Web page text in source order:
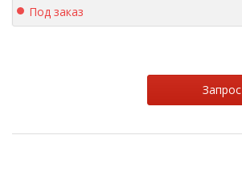
Под заказ